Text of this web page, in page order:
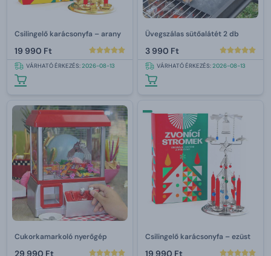
Csilingelő karácsonyfa – arany
19 990 Ft
VÁRHATÓ ÉRKEZÉS:2026-08-13
Üvegszálas sütőalátét 2 db
3 990 Ft
VÁRHATÓ ÉRKEZÉS:2026-08-13
Cukorkamarkoló nyerőgép
29 990 Ft
Csilingelő karácsonyfa – ezüst
19 990 Ft